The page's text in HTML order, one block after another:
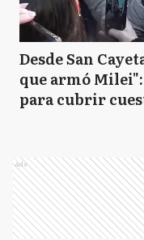
Desde San
que armó
para cubrir
Ads